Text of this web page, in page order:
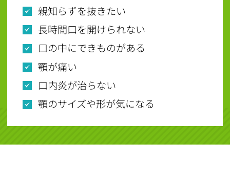
親知らずを抜きたい
長時間口を開けられない
口の中にできものがある
顎が痛い
口内炎が治らない
顎のサイズや形が気になる